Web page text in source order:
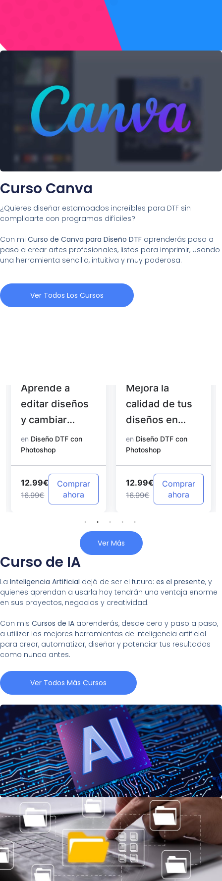
Curso Canva
¿Quieres diseñar estampados increíbles para DTF sin
complicarte con programas difíciles?
Con mi Curso de Canva para Diseño DTF aprenderás paso a
paso a crear artes profesionales, listos para imprimir, usando
una herramienta sencilla, intuitiva y muy poderosa.
Ver Todos Los Cursos
Aprende a
editar diseños
y cambiar
colores con
Photoshop
en Diseño DTF con
Photoshop
12.99€
16.99€
Comprar
ahora
Mejora la
calidad de tus
diseños en
Photoshop
en Diseño DTF con
Photoshop
12.99€
16.99€
Comprar
ahora
Ver Más
Curso de IA
La Inteligencia Artificial dejó de ser el futuro: es el presente, y
quienes aprendan a usarla hoy tendrán una ventaja enorme
en sus proyectos, negocios y creatividad.
Con mis Cursos de IA aprenderás, desde cero y paso a paso,
a utilizar las mejores herramientas de inteligencia artificial
para crear, automatizar, diseñar y potenciar tus resultados
como nunca antes.
Ver Todos Más Cursos